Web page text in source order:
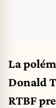
La
Donald
RTBF